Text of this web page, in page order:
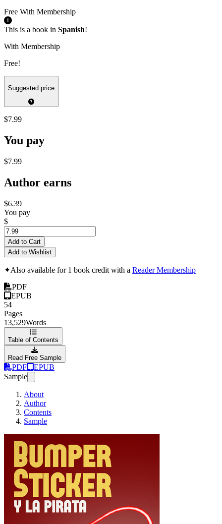
Free With Membership
This is a book in Spanish!
With Membership
Free!
Suggested price
$7.99
You pay
$7.99
Author earns
$6.39
You pay
$
Add to Cart
Add to Wishlist
✦Also available for 1 book credit with a Reader Membership
PDF
EPUB
54
Pages
13,529Words
Table of Contents
Read Free Sample
PDF
EPUB
Sample
About
Author
Contents
Sample